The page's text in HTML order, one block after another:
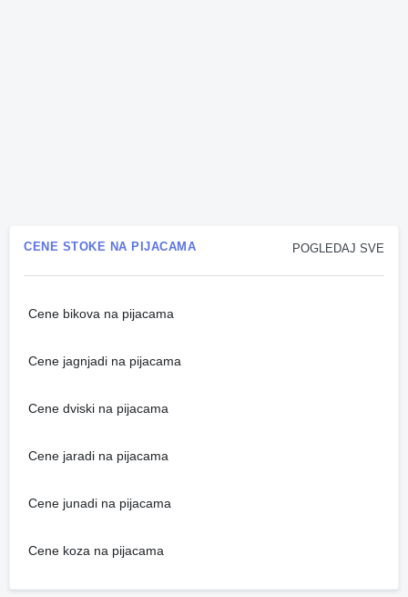
POGLEDAJ SVE
CENE STOKE NA PIJACAMA
Cene bikova na pijacama
Cene jagnjadi na pijacama
Cene dviski na pijacama
Cene jaradi na pijacama
Cene junadi na pijacama
Cene koza na pijacama